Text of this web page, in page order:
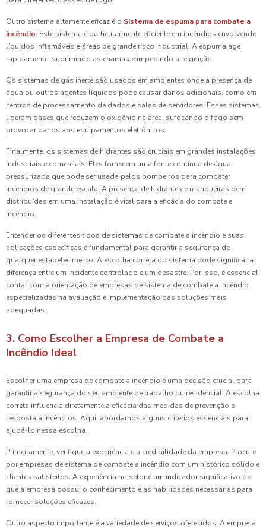
Outro sistema altamente eficaz é o Sistema de espuma para combate a
incêndio. Este sistema é particularmente eficiente em incêndios envolvendo
líquidos inflamáveis e áreas de grande risco industrial. A espuma age
rapidamente, suprimindo as chamas e impedindo a reignição.
Os sistemas de gás inerte são usados em ambientes onde a presença de
água ou outros agentes líquidos pode causar danos adicionais, como em
centros de processamento de dados e salas de servidores. Esses sistemas
liberam gases que reduzem o oxigênio na área, sufocando o fogo sem
provocar danos aos equipamentos eletrônicos.
Finalmente, os sistemas de hidrantes são cruciais em grandes instalações
industriais e comerciais. Eles fornecem uma fonte contínua de água
pressurizada que pode ser usada pelos bombeiros para combater
incêndios de grande escala. A presença de hidrantes e mangueiras bem
distribuídas em uma instalação é vital para a eficácia do combate a
incêndio.
Entender os diferentes tipos de sistemas de combate a incêndio e suas
aplicações específicas é fundamental para garantir a segurança de
qualquer estabelecimento. A escolha correta do sistema pode significar a
diferença entre um incidente controlado e um desastre. Por isso, é essencial
contar com a orientação de empresas de sistema de combate a incêndio
especializadas na avaliação e implementação das soluções mais
adequadas.
3. Como Escolher a Empresa de Combate a
Incêndio Ideal
Escolher uma empresa de combate a incêndio é uma decisão crucial para
garantir a segurança do seu ambiente de trabalho ou residencial. A escolha
correta influencia diretamente a eficácia das medidas de prevenção e
resposta a incêndios. Aqui, abordamos alguns critérios essenciais para
ajudá-lo nessa escolha.
Primeiramente, verifique a experiência e a credibilidade da empresa. Procure
por empresas de sistema de combate a incêndio com um histórico sólido e
clientes satisfeitos. A experiência no setor é um indicador significativo de
que a empresa possui o conhecimento e as habilidades necessárias para
fornecer soluções eficazes.
Outro aspecto importante é a variedade de serviços oferecidos. A empresa